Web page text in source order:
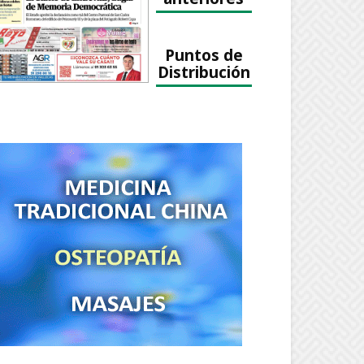
Puntos de
Distribución